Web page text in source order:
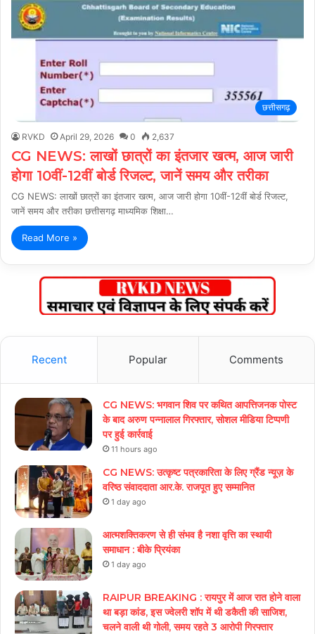
छत्तीसगढ़
RVKD April 29, 2026 0 2,637
CG NEWS: लाखों छात्रों का इंतजार खत्म, आज जारी
होगा 10वीं-12वीं बोर्ड रिजल्ट, जानें समय और तरीका
CG NEWS: लाखों छात्रों का इंतजार खत्म, आज जारी होगा 10वीं-12वीं बोर्ड रिजल्ट,
जानें समय और तरीका छत्तीसगढ़ माध्यमिक शिक्षा…
Read More »
Recent Popular Comments
CG NEWS: भगवान शिव पर कथित आपत्तिजनक पोस्ट
के बाद अरुण पन्नालाल गिरफ्तार, सोशल मीडिया टिप्पणी
पर हुई कार्रवाई
11 hours ago
CG NEWS: उत्कृष्ट पत्रकारिता के लिए ग्रैंड न्यूज़ के
वरिष्ठ संवाददाता आर.के. राजपूत हुए सम्मानित
1 day ago
आत्मशक्तिकरण से ही संभव है नशा वृत्ति का स्थायी
समाधान : बीके प्रियंका
1 day ago
RAIPUR BREAKING : रायपुर में आज रात होने वाला
था बड़ा कांड, इस ज्वेलरी शॉप में थी डकैती की साजिश,
चलने वाली थी गोली, समय रहते 3 आरोपी गिरफ्तार